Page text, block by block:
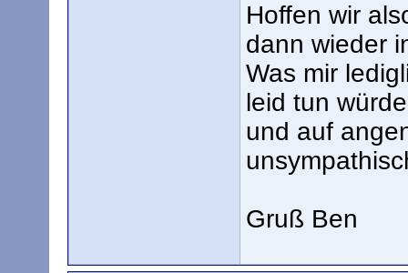
Hoffen wir
dann wieder
Was mir
leid tun
und auf
Gruß Ben